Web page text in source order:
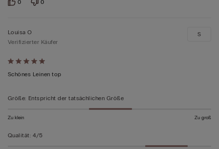
0 0
Mit
5
5
Louisa O
Verifizierter Käufer
Schönes Leinen top
S
Größe: Entspricht der tatsächlichen Größe
Zu klein Zu groß
Qualität: 4/5